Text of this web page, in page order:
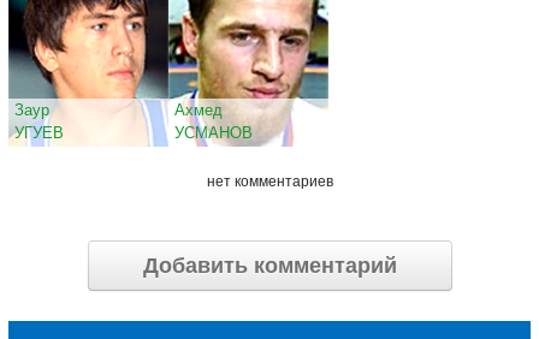
Заур
УГУЕВ
Ахмед
УСМАНОВ
нет комментариев
Добавить комментарий